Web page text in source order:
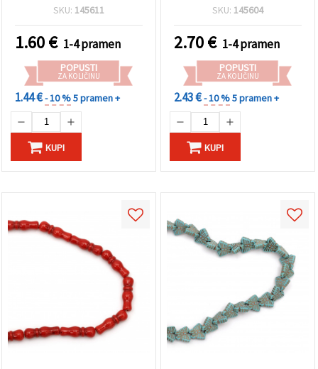
tirkizno plave, imitacija
nakita, perlanje i
kreativne hobi projekte
SKU: 145611
1.60€ 1-4 pramen
POPUSTI
ZA KOLIČINU
1.44 €- 10 %5 pramen +
KUPI
brodskog kormila,
SKU: 145604
2.70€ 1-4 pramen
POPUSTI
ZA KOLIČINU
2.43 €- 10 %5 pramen +
KUPI